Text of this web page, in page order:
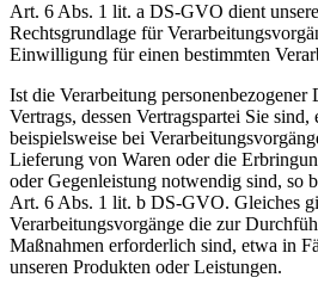
Art. 6 Abs. 1 lit. a DS-GVO dient
Rechtsgrundlage für
Einwilligung für einen bestimmten
Ist die Verarbeitung
Vertrags, dessen Vertragspartei Sie
beispielsweise bei
Lieferung von Waren oder die
oder Gegenleistung notwendig sind, so
Art. 6 Abs. 1 lit. b DS-GVO. Gleiches
Verarbeitungsvorgänge die zur
Maßnahmen erforderlich sind, etwa in
unseren Produkten oder Leistungen.